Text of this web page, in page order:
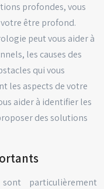
profondes, vous
être profond.
peut vous aider à
les causes des
qui vous
les aspects de votre
aider à identifier les
des solutions
particulièrement